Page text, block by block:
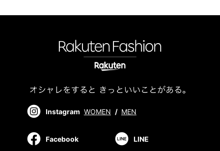
Instagram WOMEN / MEN
Facebook LINE